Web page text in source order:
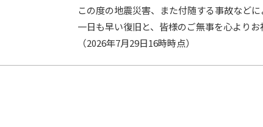
この度の地震災害、また付随する事故など
一日も早い復旧と、皆様のご無事を心よりお
（2026年7月29日16時時点）